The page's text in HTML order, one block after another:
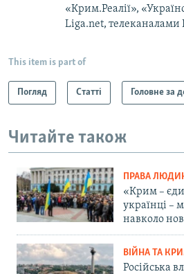
«Крим.Реалії»,
Liga.net, телеканалами
This item is part of
Погляд Статті Головне за
Читайте також
ПРАВА
«Крим –
українці –
навколо
ВІЙНА ТА
Російська